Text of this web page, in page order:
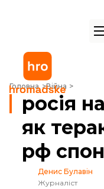
Головна Війна
росія намагається
росія
як
рф
Денис Булавін
Журналіст